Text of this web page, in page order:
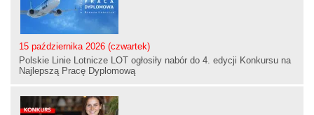
15 października 2026 (czwartek)
Polskie Linie Lotnicze LOT ogłosiły nabór do 4. edycji Konkursu na
Najlepszą Pracę Dyplomową